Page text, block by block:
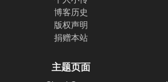
博客历史
版权声明
捐赠本站
主题页面